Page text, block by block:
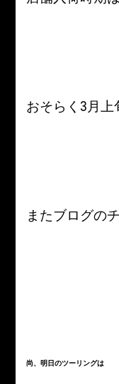
おそらく3月上
またブログの
尚、明日のツーリングは